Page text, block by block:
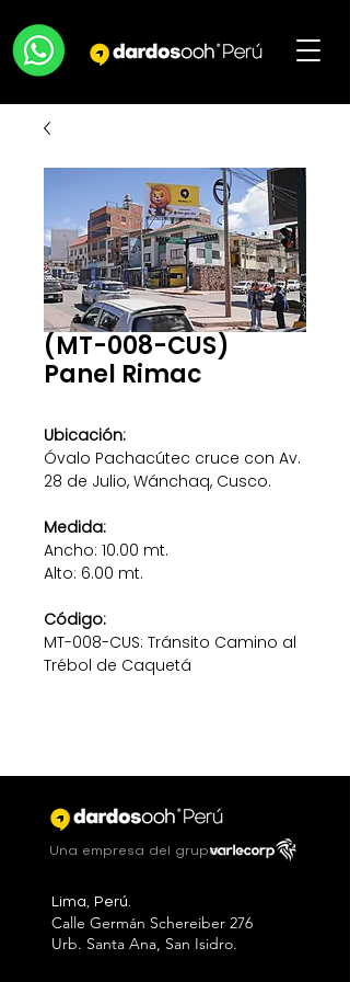
(MT-008-CUS)
Panel Rimac
Ubicación:
Óvalo Pachacútec cruce con Av.
28 de Julio, Wánchaq, Cusco.
Medida:
Ancho: 10.00 mt.
Alto: 6.00 mt.
Código:
MT-008-CUS: Tránsito Camino al
Trébol de Caquetá
Una empresa del grupo
Lima, Perú.
Calle Germán Schereiber 276
Urb. Santa Ana, San Isidro.